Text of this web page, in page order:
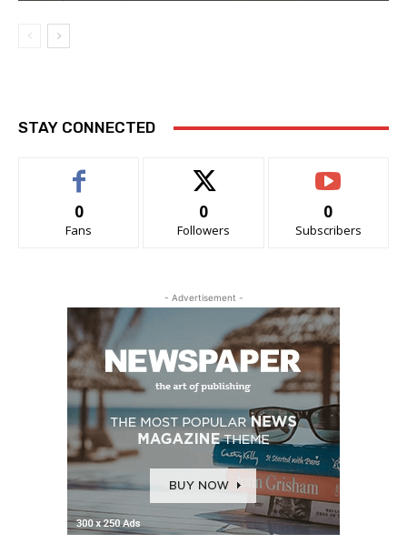
STAY CONNECTED
0
Fans
0
Followers
0
Subscribers
- Advertisement -